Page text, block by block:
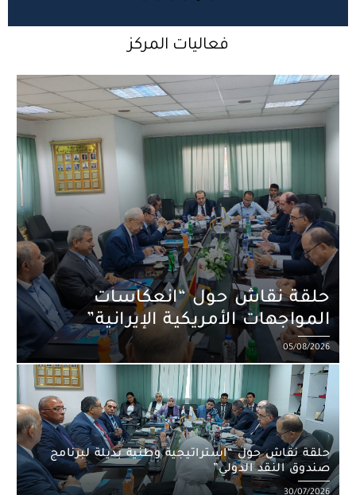
فعاليات المركز
حلقة نقاش حول “انعكاسات
المواجهات الأمريكية الإيرانية”
05/08/2026
حلقة نقاش حول “استراتيجية وطنية بديلة لبرنامج
صندوق النقد الدولي”